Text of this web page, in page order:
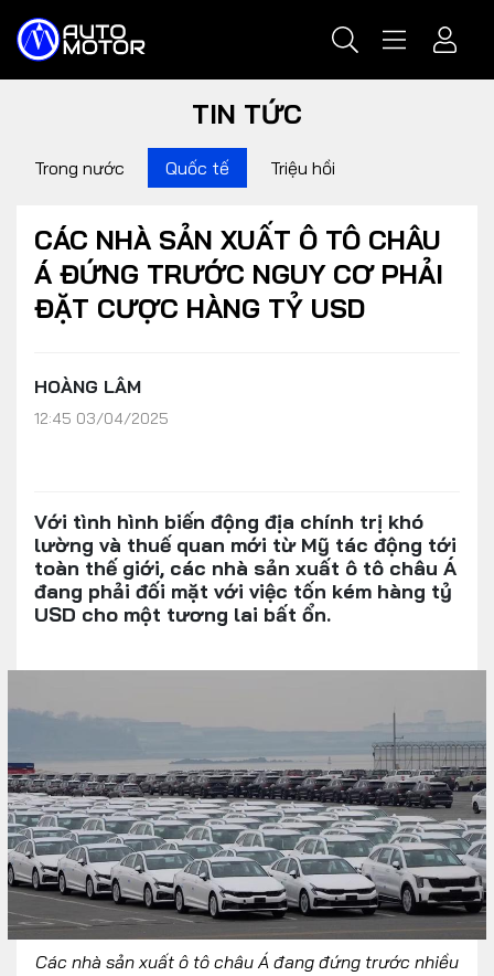
TIN TỨC
Trong nước Quốc tế Triệu hồi
CÁC NHÀ SẢN XUẤT Ô TÔ CHÂU
Á ĐỨNG TRƯỚC NGUY CƠ PHẢI
ĐẶT CƯỢC HÀNG TỶ USD
HOÀNG LÂM
12:45 03/04/2025
Với tình hình biến động địa chính trị khó
lường và thuế quan mới từ Mỹ tác động tới
toàn thế giới, các nhà sản xuất ô tô châu Á
đang phải đối mặt với việc tốn kém hàng tỷ
USD cho một tương lai bất ổn.
Các nhà sản xuất ô tô châu Á đang đứng trước nhiều